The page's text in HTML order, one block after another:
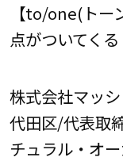
【to/one(トー
点がついてくる
株式会社マッ
代田区/代表取
チュラル・オ